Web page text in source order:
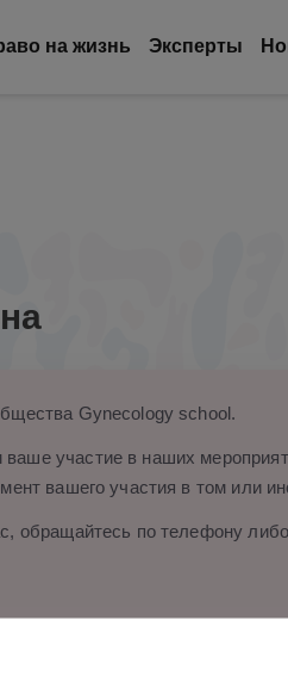
на жизнь Эксперты
Gynecology school.
участие в наших
вашего участия в том или
обращайтесь по телефону